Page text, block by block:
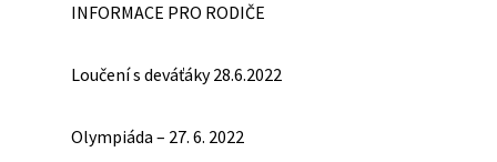
INFORMACE PRO RODIČE
Loučení s deváťáky 28.6.2022
Olympiáda – 27. 6. 2022